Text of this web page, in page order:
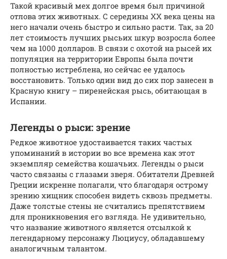
Такой красивый мех долгое время был причиной
отлова этих животных. С середины XX века цены на
него начали очень быстро и сильно расти. Так, за 20
лет стоимость лучших рысьих шкур возросла более
чем на 1000 долларов. В связи с охотой на рысей их
популяция на территории Европы была почти
полностью истреблена, но сейчас ее удалось
восстановить. Только один вид до сих пор занесен в
Красную книгу – пиренейская рысь, обитающая в
Испании.
Легенды о рыси: зрение
Редкое животное удостаивается таких частых
упоминаний в истории во все времена как этот
экземпляр семейства кошачьих. Легенды о рыси
часто связаны с глазами зверя. Обитатели Древней
Греции искренне полагали, что благодаря острому
зрению хищник способен видеть сквозь предметы.
Даже толстые стены не считались препятствием
для проникновения его взгляда. Не удивительно,
что название животного является отсылкой к
легендарному персонажу Люциусу, обладавшему
аналогичным талантом.